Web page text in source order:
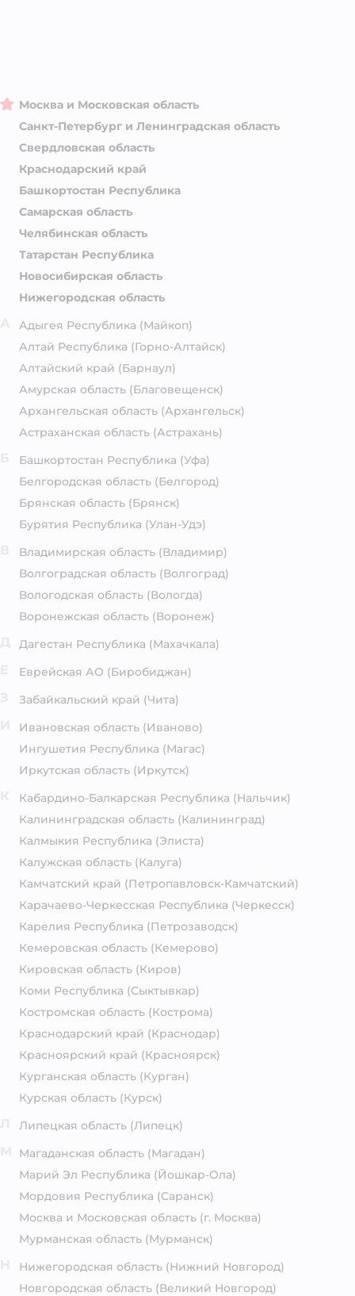
Москва и Московская область
Санкт-Петербург и Ленинградская область
Свердловская область
Краснодарский край
Башкортостан Республика
Самарская область
Челябинская область
Татарстан Республика
Новосибирская область
Нижегородская область
Адыгея Республика (Майкоп)
Алтай Республика (Горно-Алтайск)
Алтайский край (Барнаул)
Амурская область (Благовещенск)
Архангельская область (Архангельск)
Астраханская область (Астрахань)
Башкортостан Республика (Уфа)
Белгородская область (Белгород)
Брянская область (Брянск)
Бурятия Республика (Улан-Удэ)
Владимирская область (Владимир)
Волгоградская область (Волгоград)
Вологодская область (Вологда)
Воронежская область (Воронеж)
Дагестан Республика (Махачкала)
Еврейская АО (Биробиджан)
Забайкальский край (Чита)
Ивановская область (Иваново)
Ингушетия Республика (Магас)
Иркутская область (Иркутск)
Кабардино-Балкарская Республика (Нальчик)
Калининградская область (Калининград)
Калмыкия Республика (Элиста)
Калужская область (Калуга)
Камчатский край (Петропавловск-Камчатский)
Карачаево-Черкесская Республика (Черкесск)
Карелия Республика (Петрозаводск)
Кемеровская область (Кемерово)
Кировская область (Киров)
Коми Республика (Сыктывкар)
Костромская область (Кострома)
Краснодарский край (Краснодар)
Красноярский край (Красноярск)
Курганская область (Курган)
Курская область (Курск)
Липецкая область (Липецк)
Магаданская область (Магадан)
Марий Эл Республика (Йошкар-Ола)
Мордовия Республика (Саранск)
Москва и Московская область (г. Москва)
Мурманская область (Мурманск)
Нижегородская область (Нижний Новгород)
Новгородская область (Великий Новгород)